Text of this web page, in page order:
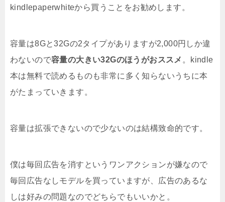
kindlepaperwhiteから買うことをお勧めします。
容量は8Gと32Gの2タイプがありますが2,000円しか違
わないので容量の大きい32Gのほうがおススメ 。kindle
本は無料で読めるものも非常に多く知らないうちに本
がたまっていきます。
容量は拡張できないので少ないのは結構致命的です。
僕は毎回広告を消すというワンアクションが嫌なので
毎回広告なしモデルを買っていますが、広告のあるな
しは好みの問題なのでどちらでもいいかと。